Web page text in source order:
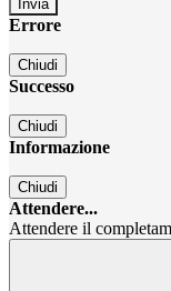
Errore
Chiudi
Successo
Chiudi
Informazione
Chiudi
Attendere...
Attendere il